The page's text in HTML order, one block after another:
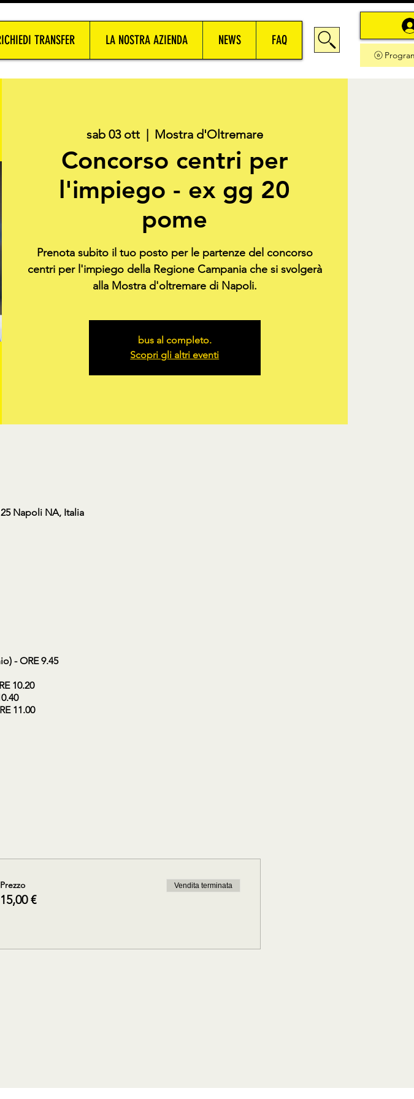
TRANSFER LA NOSTRA AZIENDA NEWS FAQ
sab 03 ott
  |
Mostra d'Oltremare
Concorso centri per
l'impiego - ex gg 20
pome
Prenota subito il tuo posto per le partenze del concorso
centri per l'impiego della Regione Campania che si svolgerà
alla Mostra d'oltremare di Napoli.
bus al completo.
Scopri gli altri eventi
Napoli NA, Italia
- ORE 9.45
10.20
11.00
Prezzo
15,00 €
Vendita terminata